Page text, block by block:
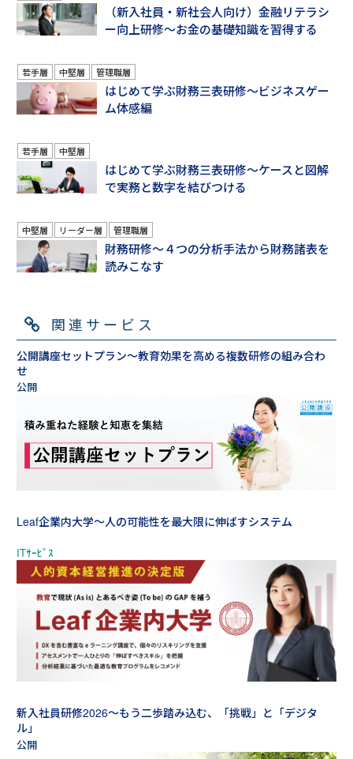
（新入社員・新社会人向け）金融リテラシ
ー向上研修～お金の基礎知識を習得する
若手層 中堅層 管理職層
はじめて学ぶ財務三表研修～ビジネスゲー
ム体感編
若手層 中堅層
はじめて学ぶ財務三表研修～ケースと図解
で実務と数字を結びつける
中堅層 リーダー層 管理職層
財務研修～４つの分析手法から財務諸表を
読みこなす
関連サービス
公開講座セットプラン～教育効果を高める複数研修の組み合わ
せ
Leaf企業内大学～人の可能性を最大限に伸ばすシステム
新入社員研修2026～もう二歩踏み込む、「挑戦」と「デジタ
ル」